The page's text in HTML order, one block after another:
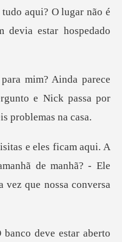
e Nick passa por
A
de manhã? - Ele
banco deve